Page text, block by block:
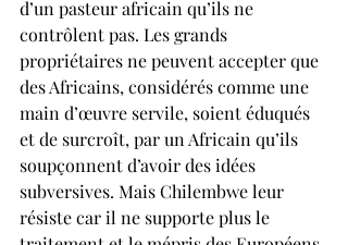
d’un pasteur africain qu’ils ne
contrôlent pas. Les grands
propriétaires ne peuvent accepter que
des Africains, considérés comme une
main d’œuvre servile, soient éduqués
et de surcroît, par un Africain qu’ils
soupçonnent d’avoir des idées
subversives. Mais Chilembwe leur
résiste car il ne supporte plus le